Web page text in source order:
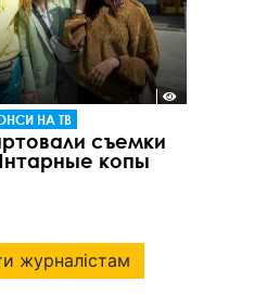
НА ТВ
съемки
копы
журналістам